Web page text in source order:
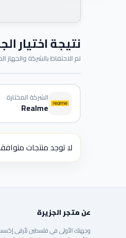
نتيجة اختيار
تم الاحتفاظ بالشركة والجهاز
الشركة المختارة
Realme
لا توجد منتجات
عن متجر الجزيرة
وجهتك الأولى في فلسطين لأرقى